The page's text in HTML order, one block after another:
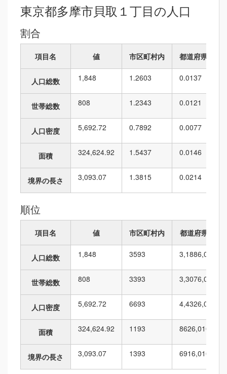
東京都多摩市貝取１丁目の人口
割合
項目名 値 市区町村内 都道府県内
人口総数 1,848 1.2603 0.0137
世帯総数 808 1.2343 0.0121
人口密度 5,692.72 0.7892 0.0077
面積 324,624.92 1.5437 0.0146
境界の長さ 3,093.07 1.3815 0.0214
順位
項目名 値 市区町村内 都道府県内
人口総数 1,848 3593 3,1886,010
世帯総数 808 3393 3,3076,010
人口密度 5,692.72 6693 4,4326,010
面積 324,624.92 1193 8626,010
境界の長さ 3,093.07 1393 6916,010